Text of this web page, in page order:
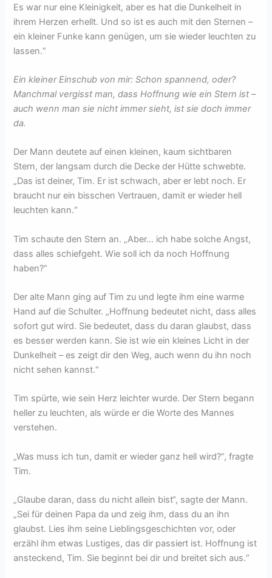
Es war nur eine Kleinigkeit, aber es hat die Dunkelheit in
ihrem Herzen erhellt. Und so ist es auch mit den Sternen –
ein kleiner Funke kann genügen, um sie wieder leuchten zu
lassen.“
Ein kleiner Einschub von mir: Schon spannend, oder?
Manchmal vergisst man, dass Hoffnung wie ein Stern ist –
auch wenn man sie nicht immer sieht, ist sie doch immer
da.
Der Mann deutete auf einen kleinen, kaum sichtbaren
Stern, der langsam durch die Decke der Hütte schwebte.
„Das ist deiner, Tim. Er ist schwach, aber er lebt noch. Er
braucht nur ein bisschen Vertrauen, damit er wieder hell
leuchten kann.“
Tim schaute den Stern an. „Aber… ich habe solche Angst,
dass alles schiefgeht. Wie soll ich da noch Hoffnung
haben?“
Der alte Mann ging auf Tim zu und legte ihm eine warme
Hand auf die Schulter. „Hoffnung bedeutet nicht, dass alles
sofort gut wird. Sie bedeutet, dass du daran glaubst, dass
es besser werden kann. Sie ist wie ein kleines Licht in der
Dunkelheit – es zeigt dir den Weg, auch wenn du ihn noch
nicht sehen kannst.“
Tim spürte, wie sein Herz leichter wurde. Der Stern begann
heller zu leuchten, als würde er die Worte des Mannes
verstehen.
„Was muss ich tun, damit er wieder ganz hell wird?“, fragte
Tim.
„Glaube daran, dass du nicht allein bist“, sagte der Mann.
„Sei für deinen Papa da und zeig ihm, dass du an ihn
glaubst. Lies ihm seine Lieblingsgeschichten vor, oder
erzähl ihm etwas Lustiges, das dir passiert ist. Hoffnung ist
ansteckend, Tim. Sie beginnt bei dir und breitet sich aus.“